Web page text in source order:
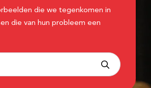
die we tegenkomen in
die van hun probleem een